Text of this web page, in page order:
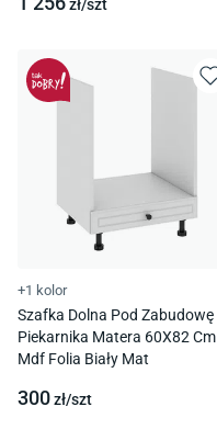
zł/szt
+1 kolor
Szafka Dolna Pod Zabudowę
Piekarnika Matera 60X82 Cm
Mdf Folia Biały Mat
300zł/szt